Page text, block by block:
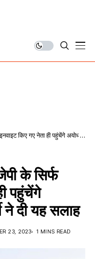
किए गए नेता ही पहुंचेंगे अयोध्या,
के सिर्फ
पहुंचेंगे
ने दी यह सलाह
23, 2023
1 MINS READ